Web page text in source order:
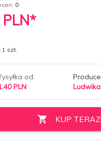
0
PLN*
1 szt.
od:
PLN
KUP TERAZ!